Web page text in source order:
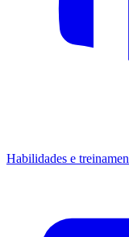
Habilidades e